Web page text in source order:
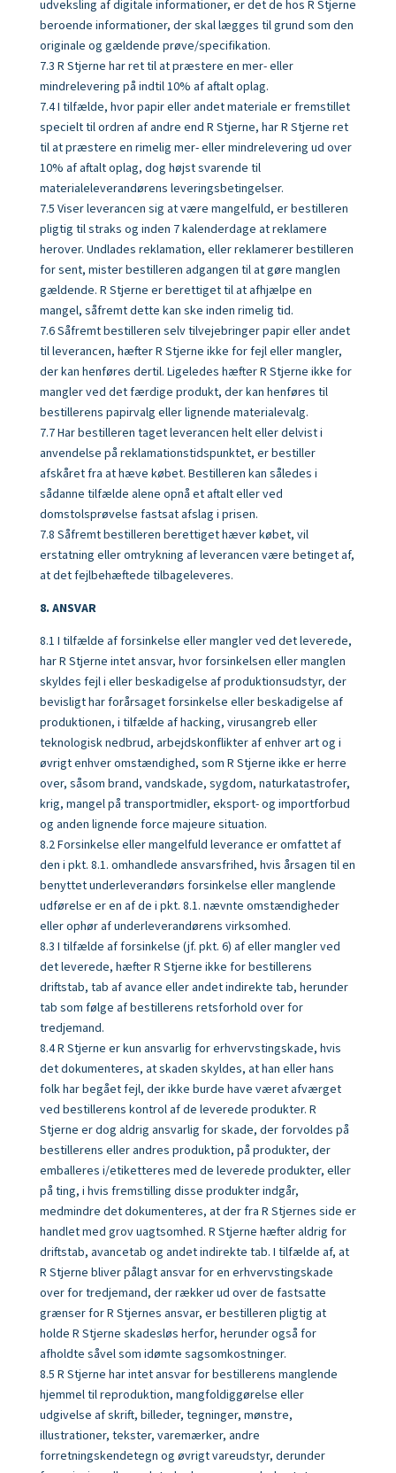
udveksling af digitale informationer, er det de hos R Stjerne
beroende informationer, der skal lægges til grund som den
originale og gældende prøve/specifikation.
7.3 R Stjerne har ret til at præstere en mer- eller
mindrelevering på indtil 10% af aftalt oplag.
7.4 I tilfælde, hvor papir eller andet materiale er fremstillet
specielt til ordren af andre end R Stjerne, har R Stjerne ret
til at præstere en rimelig mer- eller mindrelevering ud over
10% af aftalt oplag, dog højst svarende til
materialeleverandørens leveringsbetingelser.
7.5 Viser leverancen sig at være mangelfuld, er bestilleren
pligtig til straks og inden 7 kalenderdage at reklamere
herover. Undlades reklamation, eller reklamerer bestilleren
for sent, mister bestilleren adgangen til at gøre manglen
gældende. R Stjerne er berettiget til at afhjælpe en
mangel, såfremt dette kan ske inden rimelig tid.
7.6 Såfremt bestilleren selv tilvejebringer papir eller andet
til leverancen, hæfter R Stjerne ikke for fejl eller mangler,
der kan henføres dertil. Ligeledes hæfter R Stjerne ikke for
mangler ved det færdige produkt, der kan henføres til
bestillerens papirvalg eller lignende materialevalg.
7.7 Har bestilleren taget leverancen helt eller delvist i
anvendelse på reklamationstidspunktet, er bestiller
afskåret fra at hæve købet. Bestilleren kan således i
sådanne tilfælde alene opnå et aftalt eller ved
domstolsprøvelse fastsat afslag i prisen.
7.8 Såfremt bestilleren berettiget hæver købet, vil
erstatning eller omtrykning af leverancen være betinget af,
at det fejlbehæftede tilbageleveres.
8. ANSVAR
8.1 I tilfælde af forsinkelse eller mangler ved det leverede,
har R Stjerne intet ansvar, hvor forsinkelsen eller manglen
skyldes fejl i eller beskadigelse af produktions­udstyr, der
bevisligt har forårsaget forsinkelse eller beskadigelse af
produktionen, i tilfælde af hacking, virusangreb eller
teknologisk nedbrud, arbejdskonflikter af enhver art og i
øvrigt enhver omstændighed, som R Stjerne ikke er herre
over, såsom brand, vandskade, sygdom, naturkatastrofer,
krig, mangel på transportmidler, eksport- og importforbud
og anden lignende force majeure situation.
8.2 Forsinkelse eller mangelfuld leverance er omfattet af
den i pkt. 8.1. omhand­lede ansvarsfrihed, hvis årsagen til en
benyttet underleverandørs forsinkelse eller manglende
udførelse er en af de i pkt. 8.1. nævnte omstændigheder
eller ophør af underleverandørens virksomhed.
8.3 I tilfælde af forsinkelse (jf. pkt. 6) af eller mangler ved
det leverede, hæfter R Stjerne ikke for bestillerens
driftstab, tab af avance eller andet indirekte tab, herunder
tab som følge af bestillerens retsforhold over for
tredjemand.
8.4 R Stjerne er kun ansvarlig for erhvervstingskade, hvis
det dokumenteres, at skaden skyldes, at han eller hans
folk har begået fejl, der ikke burde have været afværget
ved bestillerens kontrol af de leverede produkter. R
Stjerne er dog aldrig an­svarlig for skade, der forvoldes på
bestillerens eller andres produktion, på produkter, der
emballeres i/etiketteres med de leverede produkter, eller
på ting, i hvis fremstilling disse produkter indgår,
medmindre det dokumenteres, at der fra R Stjernes side er
handlet med grov uagtsomhed. R Stjerne hæfter aldrig for
driftstab, avancetab og andet indirekte tab. I tilfælde af, at
R Stjerne bliver pålagt ansvar for en erhvervstingskade
over for tredjemand, der rækker ud over de fastsatte
grænser for R Stjernes ansvar, er bestilleren pligtig at
holde R Stjerne skadesløs herfor, herunder også for
afholdte såvel som idømte sagsomkostninger.
8.5 R Stjerne har intet ansvar for bestillerens manglende
hjemmel til reproduktion, mangfoldiggørelse eller
udgivelse af skrift, billeder, tegninger, mønstre,
illustrationer, tekster, varemærker, andre
forretningskendetegn og øvrigt vareudstyr, derunder